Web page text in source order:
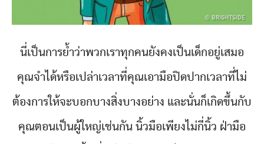
นี่เป็นการย้ำว่าพวกเราทุกคนยังคงเป็นเด็กอยู่เสมอ
คุณจำได้หรือเปล่าเวลาที่คุณเอามือปิดปากเวลาที่ไม่
ต้องการให้จะบอกบางสิ่งบางอย่าง และนั่นก็เกิดขึ้นกับ
คุณตอนเป็นผู้ใหญ่เช่นกัน นิ้วมือเพียงไม่กี่นิ้ว ฝ่ามือ